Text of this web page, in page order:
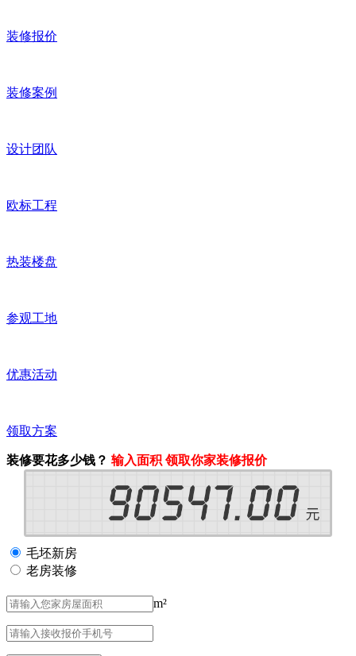
装修报价
装修案例
设计团队
欧标工程
热装楼盘
参观工地
优惠活动
领取方案
装修要花多少钱？ 输入面积 领取你家装修报价
毛坯新房
老房装修
m²